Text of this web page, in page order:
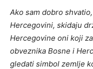
Ako sam dobro
Hercegovini, skidaju
Hercegovine oni koji
obveznika Bosne i
gledati simbol zemlje